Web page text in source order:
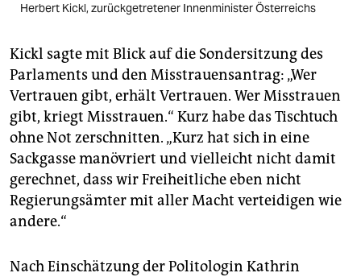
Herbert Kickl, zurückgetretener Innenminister Österreichs
Kickl sagte mit Blick auf die Sondersitzung des
Parlaments und den Misstrauensantrag: „Wer
Vertrauen gibt, erhält Vertrauen. Wer Misstrauen
gibt, kriegt Misstrauen.“ Kurz habe das Tischtuch
ohne Not zerschnitten. „Kurz hat sich in eine
Sackgasse manövriert und vielleicht nicht damit
gerechnet, dass wir Freiheitliche eben nicht
Regierungsämter mit aller Macht verteidigen wie
andere.“
Nach Einschätzung der Politologin Kathrin